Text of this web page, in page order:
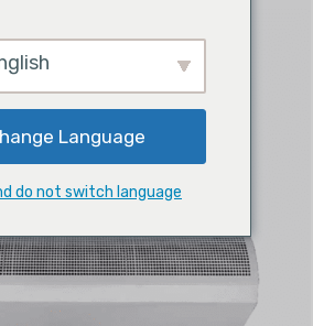
Language
do not switch language